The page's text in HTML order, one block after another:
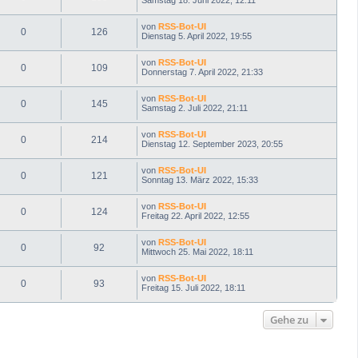
0 126 von RSS-Bot-UI
Dienstag 5. April 2022, 19:55
0 109 von RSS-Bot-UI
Donnerstag 7. April 2022, 21:33
0 145 von RSS-Bot-UI
Samstag 2. Juli 2022, 21:11
0 214 von RSS-Bot-UI
Dienstag 12. September 2023, 20:55
0 121 von RSS-Bot-UI
Sonntag 13. März 2022, 15:33
0 124 von RSS-Bot-UI
Freitag 22. April 2022, 12:55
0 92 von RSS-Bot-UI
Mittwoch 25. Mai 2022, 18:11
0 93 von RSS-Bot-UI
Freitag 15. Juli 2022, 18:11
Gehe zu